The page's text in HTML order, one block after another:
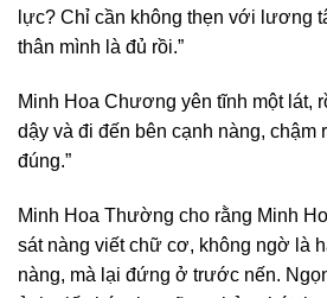
lực? Chỉ cần không thẹn với lương
thân mình là đủ rồi.”
Minh Hoa Chương yên tĩnh một lát,
dậy và đi đến bên cạnh nàng, chậm
đúng.”
Minh Hoa Thường cho rằng Minh
sát nàng viết chữ cơ, không ngờ là
nàng, mà lại đứng ở trước nến.